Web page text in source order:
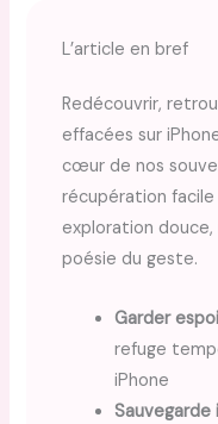
L’article en bref
Redécouvrir,
effacées sur
cœur de nos
récupération
exploration
poésie du geste.
Garder
refuge
iPhone